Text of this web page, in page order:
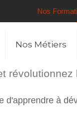
Nos
Nos Métiers
à